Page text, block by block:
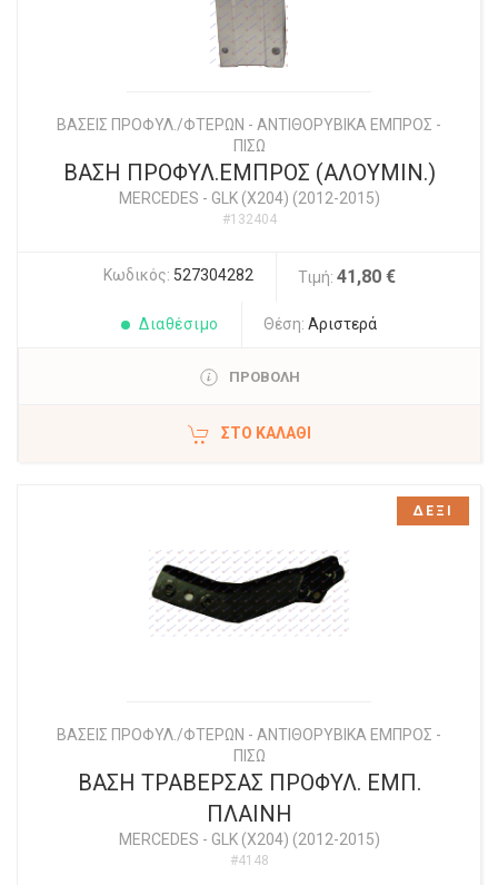
ΒΑΣΕΙΣ ΠΡΟΦΥΛ./ΦΤΕΡΩΝ - ΑΝΤΙΘΟΡΥΒΙΚΑ ΕΜΠΡΟΣ -
ΠΙΣΩ
ΒΑΣΗ ΠΡΟΦΥΛ.ΕΜΠΡΟΣ (ΑΛΟΥΜΙΝ.)
MERCEDES - GLK (X204) (2012-2015)
#132404
Κωδικός: 527304282 Τιμή: 41,80 €
Διαθέσιμο Θέση: Αριστερά
ΠΡΟΒΟΛΗ
ΣΤΟ ΚΑΛΆΘΙ
ΒΑΣΕΙΣ ΠΡΟΦΥΛ./ΦΤΕΡΩΝ - ΑΝΤΙΘΟΡΥΒΙΚΑ ΕΜΠΡΟΣ -
ΠΙΣΩ
ΒΑΣΗ ΤΡΑΒΕΡΣΑΣ ΠΡΟΦΥΛ. ΕΜΠ.
ΠΛΑΙΝΗ
MERCEDES - GLK (X204) (2012-2015)
#4148
ΔΕΞΙ